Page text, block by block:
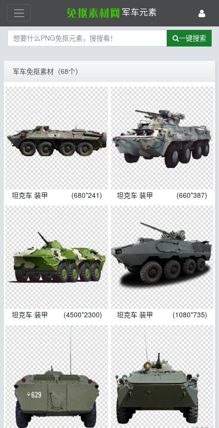
军车元素
一键搜索
军车免抠素材（68个）
坦克车 装甲 (680*241) 坦克车 装甲 (660*387)
坦克车 装甲 (4500*2300) 坦克车 装甲 (1080*735)